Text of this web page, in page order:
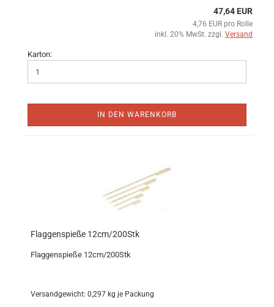
47,64 EUR
4,76 EUR pro Rolle
inkl. 20% MwSt. zzgl. Versand
Karton:
IN DEN WARENKORB
Flaggenspieße 12cm/200Stk
Flaggenspieße 12cm/200Stk
Versandgewicht: 0,297 kg je Packung